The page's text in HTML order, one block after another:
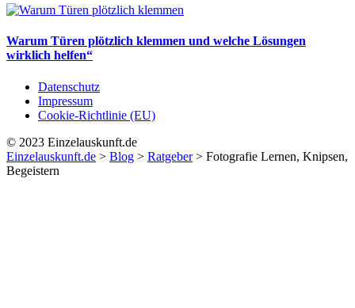
Warum Türen plötzlich klemmen und welche Lösungen
wirklich helfen“
Datenschutz
Impressum
Cookie-Richtlinie (EU)
© 2023 Einzelauskunft.de
Einzelauskunft.de > Blog > Ratgeber> Fotografie Lernen, Knipsen,
Begeistern